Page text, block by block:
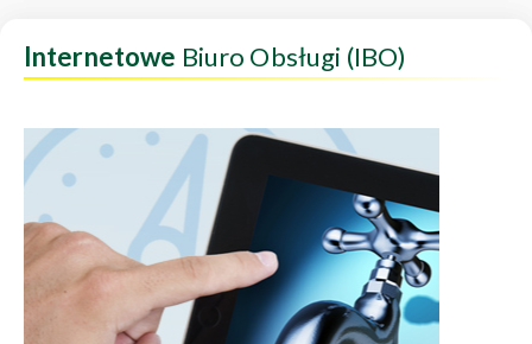
Internetowe Biuro Obsługi (IBO)